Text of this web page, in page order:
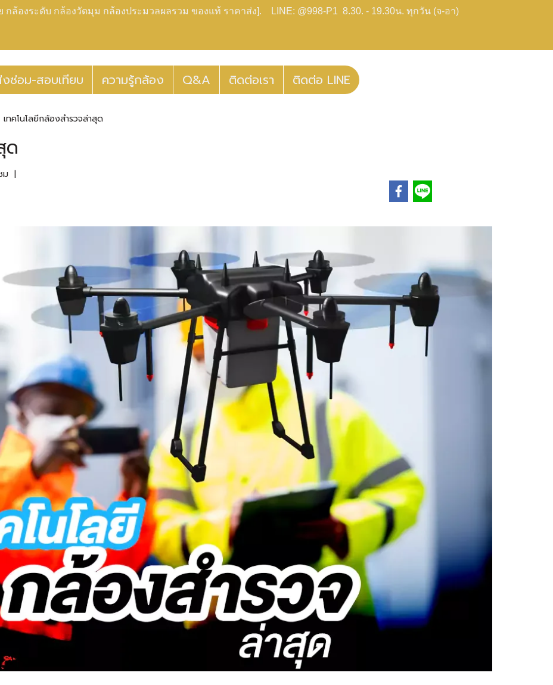
กล้องระดับ กล้องวัดมุม กล้องประมวลผลรวม ของแท้ ราคาส่ง]. LINE: @998-P1 8.30. - 19.30น. ทุกวัน (จ-อา)
ซ่อม-สอบเทียบ ความรู้กล้อง Q&A ติดต่อเรา ติดต่อ LINE
เทคโนโลยีกล้องสำรวจล่าสุด
ด
ม |